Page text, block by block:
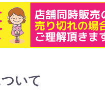
いて